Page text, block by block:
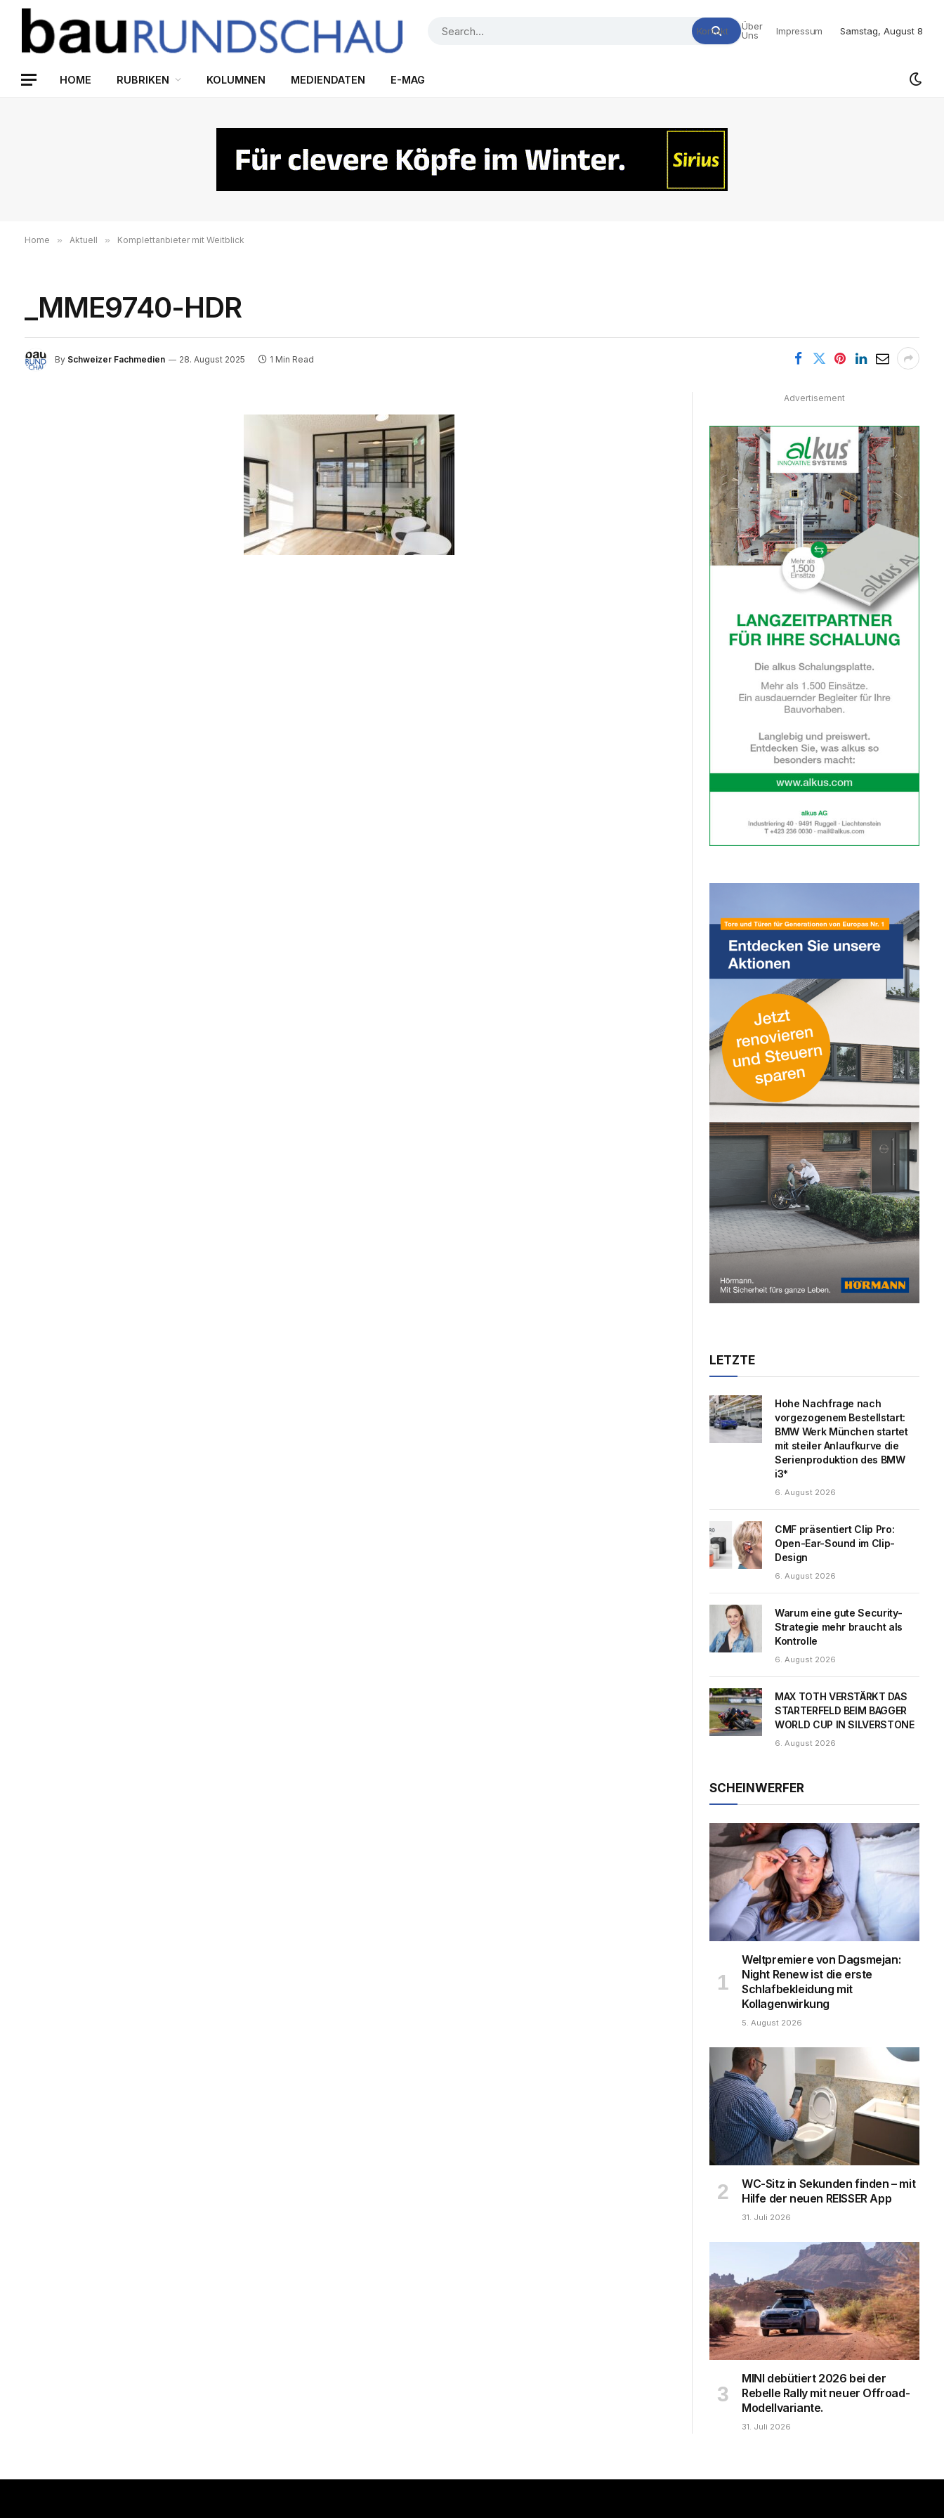
Kontakt
Über
Uns
Impressum Samstag, August 8
HOME RUBRIKEN KOLUMNEN MEDIENDATEN E-MAG
Home » Aktuell » Komplettanbieter mit Weitblick
_MME9740-HDR
By Schweizer Fachmedien 28. August 2025 1 Min Read
Advertisement
LETZTE
Hohe Nachfrage nach
vorgezogenem Bestellstart:
BMW Werk München startet
mit steiler Anlaufkurve die
Serienproduktion des BMW
i3*
6. August 2026
CMF präsentiert Clip Pro:
Open-Ear-Sound im Clip-
Design
6. August 2026
Warum eine gute Security-
Strategie mehr braucht als
Kontrolle
6. August 2026
MAX TOTH VERSTÄRKT DAS
STARTERFELD BEIM BAGGER
WORLD CUP IN SILVERSTONE
6. August 2026
SCHEINWERFER
Weltpremiere von Dagsmejan:
Night Renew ist die erste
Schlafbekleidung mit
Kollagenwirkung
5. August 2026
WC-Sitz in Sekunden finden – mit
Hilfe der neuen REISSER App
31. Juli 2026
MINI debütiert 2026 bei der
Rebelle Rally mit neuer Offroad-
Modellvariante.
31. Juli 2026